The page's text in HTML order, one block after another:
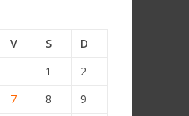
V S
D
1
2
7 8
9